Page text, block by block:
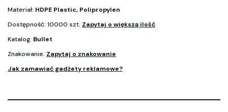
Materiał: HDPE Plastic, Polipropylen
Dostępność: 10000 szt. Zapytaj o większą ilość
Katalog: Bullet
Znakowanie: Zapytaj o znakowanie
Jak zamawiać gadżety reklamowe?